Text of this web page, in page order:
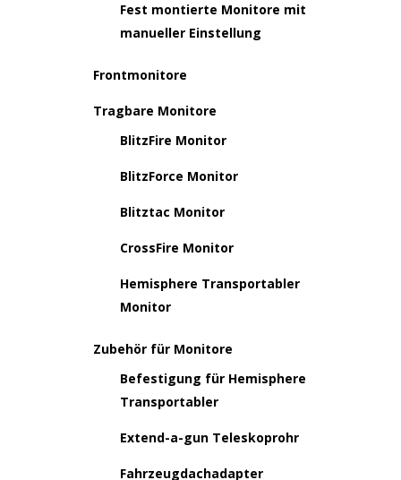
Fest montierte Monitore mit
manueller Einstellung
Frontmonitore
Tragbare Monitore
BlitzFire Monitor
BlitzForce Monitor
Blitztac Monitor
CrossFire Monitor
Hemisphere Transportabler
Monitor
Zubehör für Monitore
Befestigung für Hemisphere
Transportabler
Extend-a-gun Teleskoprohr
Fahrzeugdachadapter